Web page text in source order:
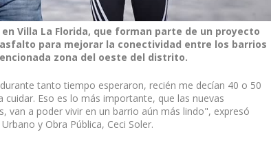
Villa La Florida, que forman parte de un proyecto
para mejorar la conectividad entre los barrios
zona del oeste del distrito.
tanto tiempo esperaron, recién me decían 40 o 50
cuidar. Eso es lo más importante, que las nuevas
van a poder vivir en un barrio aún más lindo", expresó
y Obra Pública, Ceci Soler.